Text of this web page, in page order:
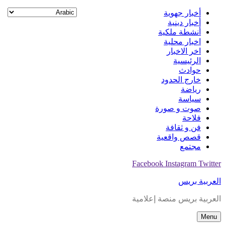
Skip
content
أخبار جهوية
أخبار دينية
أنشطة ملكية
اخبار محلية
اخر الاخبار
الرئيسية
حوادث
خارج الحدود
رياضة
سياسة
صوت و صورة
فلاحة
فن و ثقافة
قصص واقعية
مجتمع
Facebook Instagram Twitter
العربية بريس
العربية بريس منصة إعلامية
Menu